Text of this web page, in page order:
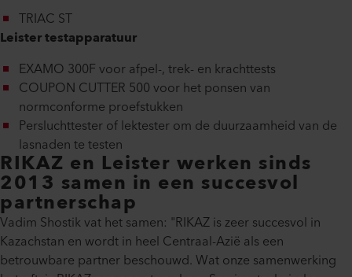
TRIAC ST
Leister testapparatuur
EXAMO 300F voor afpel-, trek- en krachttests
COUPON CUTTER 500 voor het ponsen van
normconforme proefstukken
Persluchttester of lektester om de duurzaamheid van de
lasnaden te testen
RIKAZ en Leister werken sinds
2013 samen in een succesvol
partnerschap
Vadim Shostik vat het samen: "RIKAZ is zeer succesvol in
Kazachstan en wordt in heel Centraal-Azië als een
betrouwbare partner beschouwd. Wat onze samenwerking